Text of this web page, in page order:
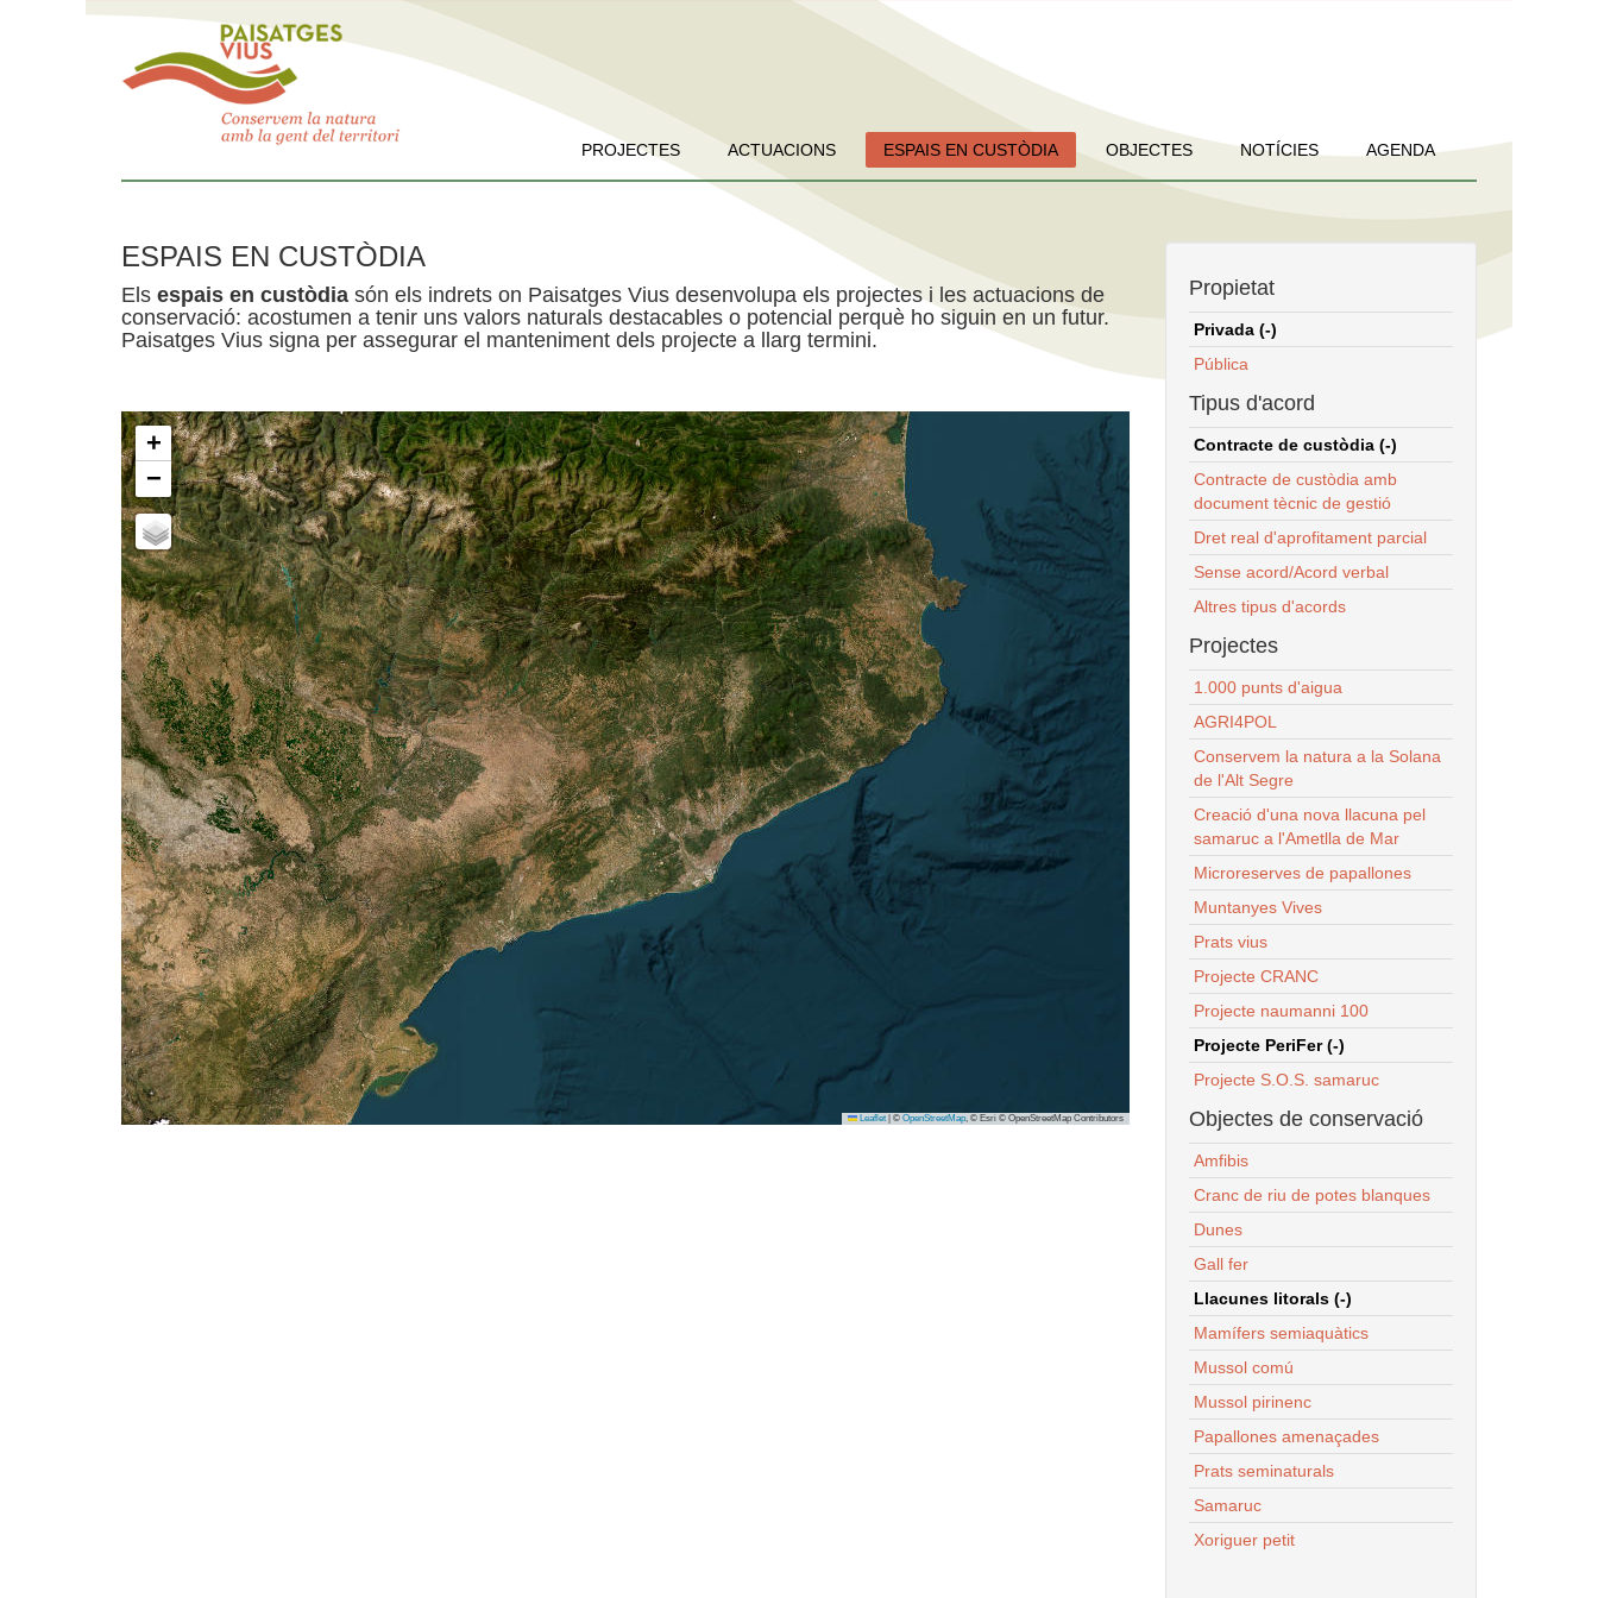
PROJECTES ACTUACIONS ESPAIS EN CUSTÒDIA OBJECTES NOTÍCIES AGENDA
ESPAIS EN CUSTÒDIA
Els espais en custòdia són els indrets on Paisatges Vius desenvolupa els projectes i les actuacions de
conservació: acostumen a tenir uns valors naturals destacables o potencial perquè ho siguin en un futur.
Paisatges Vius signa per assegurar el manteniment dels projecte a llarg termini.
+
−
Leaflet © OpenStreetMap, © Esri © OpenStreetMap Contributors
Propietat
Privada (-)
Pública
Tipus d'acord
Contracte de custòdia (-)
Contracte de custòdia amb
document tècnic de gestió
Dret real d'aprofitament parcial
Sense acord/Acord verbal
Altres tipus d'acords
Projectes
1.000 punts d'aigua
AGRI4POL
Conservem la natura a la Solana
de l'Alt Segre
Creació d'una nova llacuna pel
samaruc a l'Ametlla de Mar
Microreserves de papallones
Muntanyes Vives
Prats vius
Projecte CRANC
Projecte naumanni 100
Projecte PeriFer (-)
Projecte S.O.S. samaruc
Objectes de conservació
Amfibis
Cranc de riu de potes blanques
Dunes
Gall fer
Llacunes litorals (-)
Mamífers semiaquàtics
Mussol comú
Mussol pirinenc
Papallones amenaçades
Prats seminaturals
Samaruc
Xoriguer petit